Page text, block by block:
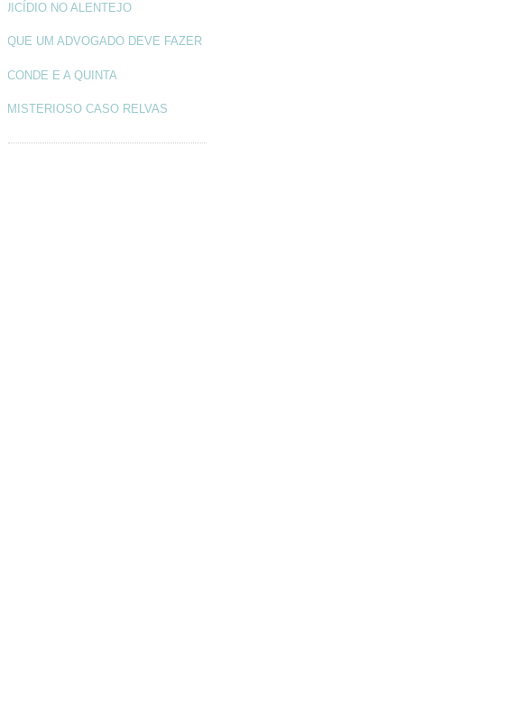
SUICÍDIO NO ALENTEJO
O QUE UM ADVOGADO DEVE FAZER
O CONDE E A QUINTA
O MISTERIOSO CASO RELVAS